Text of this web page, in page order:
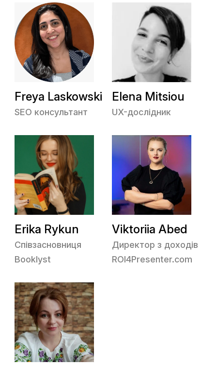
Freya Laskowski
SEO консультант
Elena Mitsiou
UX-дослідник
Erika Rykun
Співзасновниця
Booklyst
Viktoriia Abed
Директор з доходів
ROI4Presenter.com